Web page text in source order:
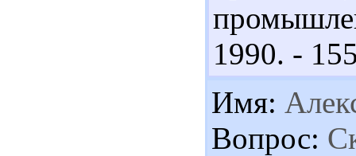
1990. -
Имя:
Вопрос: